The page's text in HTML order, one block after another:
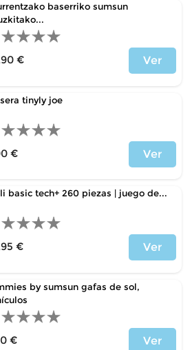
baserriko sumsun
€
Ver
tinyly joe
€
Ver
basic tech+ 260 piezas | juego de...
€
Ver
by sumsun gafas de sol,
€
Ver